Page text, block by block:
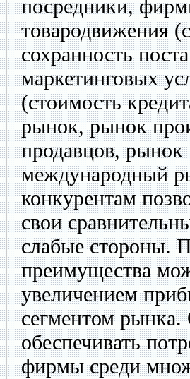
посредники,
товародвижения
сохранность
маркетинговых
(стоимость
рынок, рынок
продавцов, рынок
международный
конкурентам
свои
слабые стороны.
преимущества
увеличением
сегментом
обеспечивать
фирмы среди